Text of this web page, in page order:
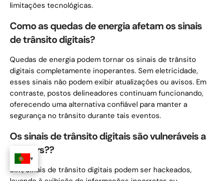
limitações tecnológicas.
Como as quedas de energia afetam os sinais
de trânsito digitais?
Quedas de energia podem tornar os sinais de trânsito
digitais completamente inoperantes. Sem eletricidade,
esses sinais não podem exibir atualizações ou avisos. Em
contraste, postos delineadores continuam funcionando,
oferecendo uma alternativa confiável para manter a
segurança no trânsito durante tais eventos.
Os sinais de trânsito digitais são vulneráveis ​​a
hackers??
Sim, sinais de trânsito digitais podem ser hackeados,